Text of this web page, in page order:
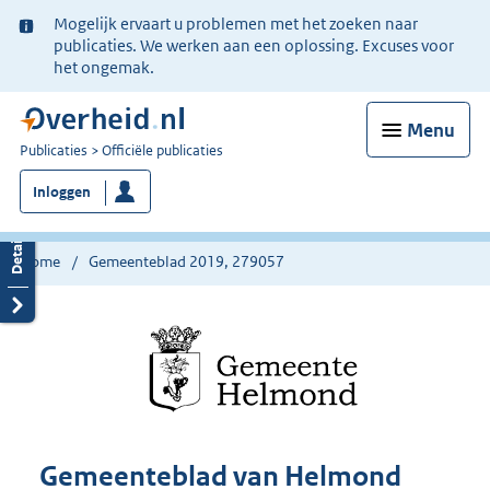
Ter
informatie:
Mogelijk ervaart u problemen met het zoeken naar
publicaties. We werken aan een oplossing. Excuses voor
het ongemak.
Menu
U
bent
nu
hier:
Publicaties Officiële publicaties
Inloggen
Home Gemeenteblad 2019, 279057
Gemeenteblad van Helmond